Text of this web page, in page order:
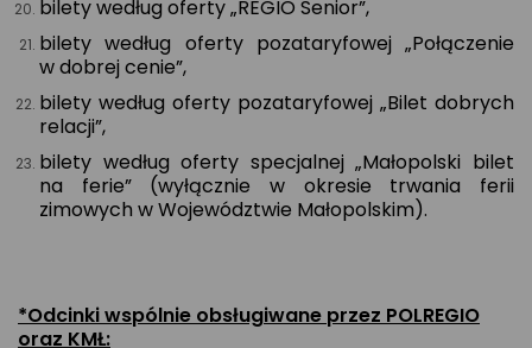
bilety według oferty „REGIO Senior”,
bilety według oferty pozataryfowej „Połączenie
w dobrej cenie”,
bilety według oferty pozataryfowej „Bilet dobrych
relacji”,
bilety według oferty specjalnej „Małopolski bilet
na ferie” (wyłącznie w okresie trwania ferii
zimowych w Województwie Małopolskim).
*Odcinki wspólnie obsługiwane przez POLREGIO
oraz KMŁ: